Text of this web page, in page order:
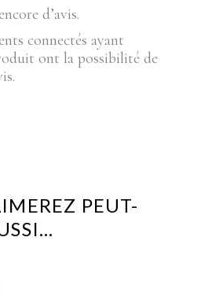
d’avis.
connectés ayant
ont la possibilité de
PEUT-